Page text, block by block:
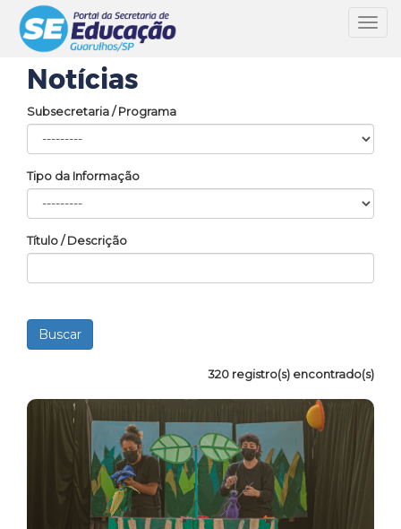
Notícias
Subsecretaria / Programa
Tipo da Informação
Título / Descrição
320 registro(s) encontrado(s)